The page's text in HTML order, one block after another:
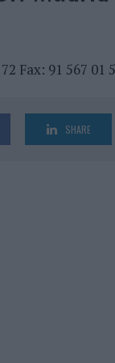
MARCAS
IA
LA INFANCIA EN SU
EN VERANO Y SUPERA AL
Fax: 91 567 01
SHARE